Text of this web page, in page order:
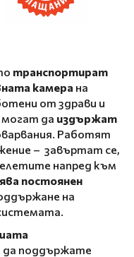
транспортират
камера на
от здрави и
да издържат
Работят
– завъртат се,
напред към
постоянен
на
да поддържате